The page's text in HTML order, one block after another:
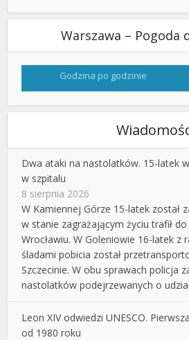
Warszawa – Pogoda
Godzina po godzinie
Dwa ataki na nastolatków. 15-latek
w szpitalu
8 sierpnia 2026
W Kamiennej Górze 15-latek został
w stanie zagrażającym życiu trafił
Wrocławiu. W Goleniowie 16-latek z
śladami pobicia został
Szczecinie. W obu sprawach policja
nastolatków podejrzewanych o
Leon XIV odwiedzi UNESCO.
od 1980 roku